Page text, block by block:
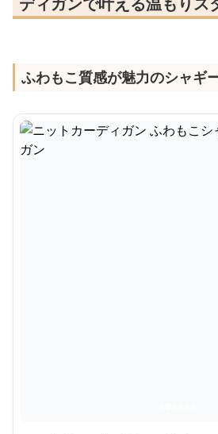
ふわもこ質感が魅力のシャギ